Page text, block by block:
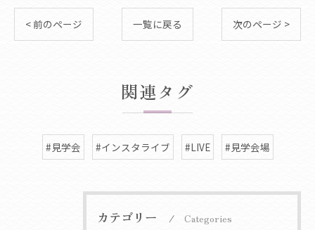
< 前のページ 一覧に戻る 次のページ >
関連タグ
#見学会 #インスタライブ #LIVE #見学会場
カテゴリー Categories